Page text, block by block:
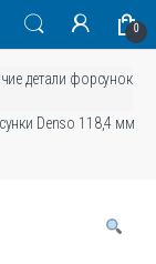
0
детали форсунок
Denso 118,4 мм